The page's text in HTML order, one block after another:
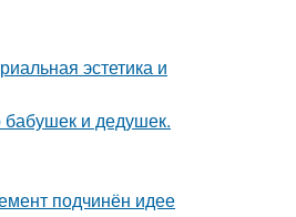
эстетика и
бабушек и дедушек.
подчинён идее